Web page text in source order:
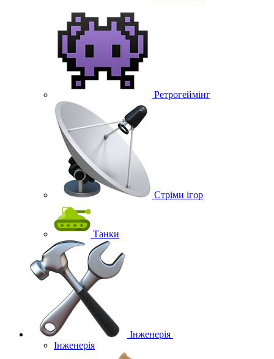
Ретрогеймінг
Стріми ігор
Танки
Інженерія
Інженерія